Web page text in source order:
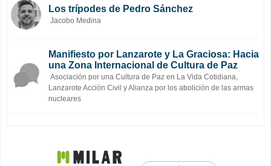
Los trípodes de Pedro Sánchez
Jacobo Medina
Manifiesto por Lanzarote y La Graciosa: Hacia
una Zona Internacional de Cultura de Paz
Asociación por una Cultura de Paz en La Vida Cotidiana,
Lanzarote Acción Civil y Alianza por los abolición de las armas
nucleares